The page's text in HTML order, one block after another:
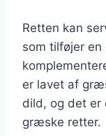
Retten kan
som tilføjer
er lavet af
dild, og det er
græske retter.